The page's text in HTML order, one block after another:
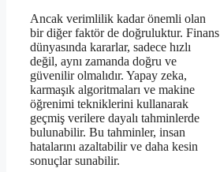
Ancak verimlilik kadar önemli olan
bir diğer faktör de doğruluktur. Finans
dünyasında kararlar, sadece hızlı
değil, aynı zamanda doğru ve
güvenilir olmalıdır. Yapay zeka,
karmaşık algoritmaları ve makine
öğrenimi tekniklerini kullanarak
geçmiş verilere dayalı tahminlerde
bulunabilir. Bu tahminler, insan
hatalarını azaltabilir ve daha kesin
sonuçlar sunabilir.